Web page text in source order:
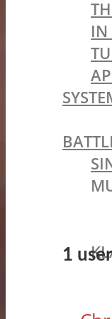
IN
1